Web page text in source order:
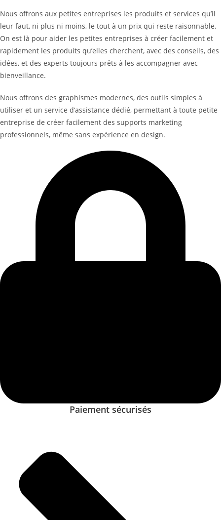
Nous offrons aux petites entreprises les produits et services qu’il
leur faut, ni plus ni moins, le tout à un prix qui reste raisonnable.
On est là pour aider les petites entreprises à créer facilement et
rapidement les produits qu’elles cherchent, avec des conseils, des
idées, et des experts toujours prêts à les accompagner avec
bienveillance.
Nous offrons des graphismes modernes, des outils simples à
utiliser et un service d’assistance dédié, permettant à toute petite
entreprise de créer facilement des supports marketing
professionnels, même sans expérience en design.
Paiement sécurisés